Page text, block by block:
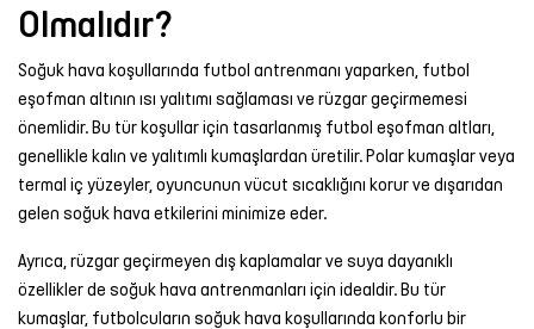
Olmalıdır?
Soğuk hava koşullarında futbol antrenmanı yaparken, futbol
eşofman altının ısı yalıtımı sağlaması ve rüzgar geçirmemesi
önemlidir. Bu tür koşullar için tasarlanmış futbol eşofman altları,
genellikle kalın ve yalıtımlı kumaşlardan üretilir. Polar kumaşlar veya
termal iç yüzeyler, oyuncunun vücut sıcaklığını korur ve dışarıdan
gelen soğuk hava etkilerini minimize eder.
Ayrıca, rüzgar geçirmeyen dış kaplamalar ve suya dayanıklı
özellikler de soğuk hava antrenmanları için idealdir. Bu tür
kumaşlar, futbolcuların soğuk hava koşullarında konforlu bir